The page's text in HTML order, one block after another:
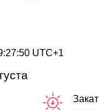
UTC+1
Закат